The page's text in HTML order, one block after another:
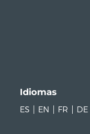
Idiomas
ES EN FR DE